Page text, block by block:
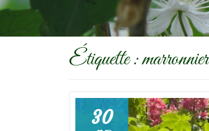
Étiquette :marronnier
30